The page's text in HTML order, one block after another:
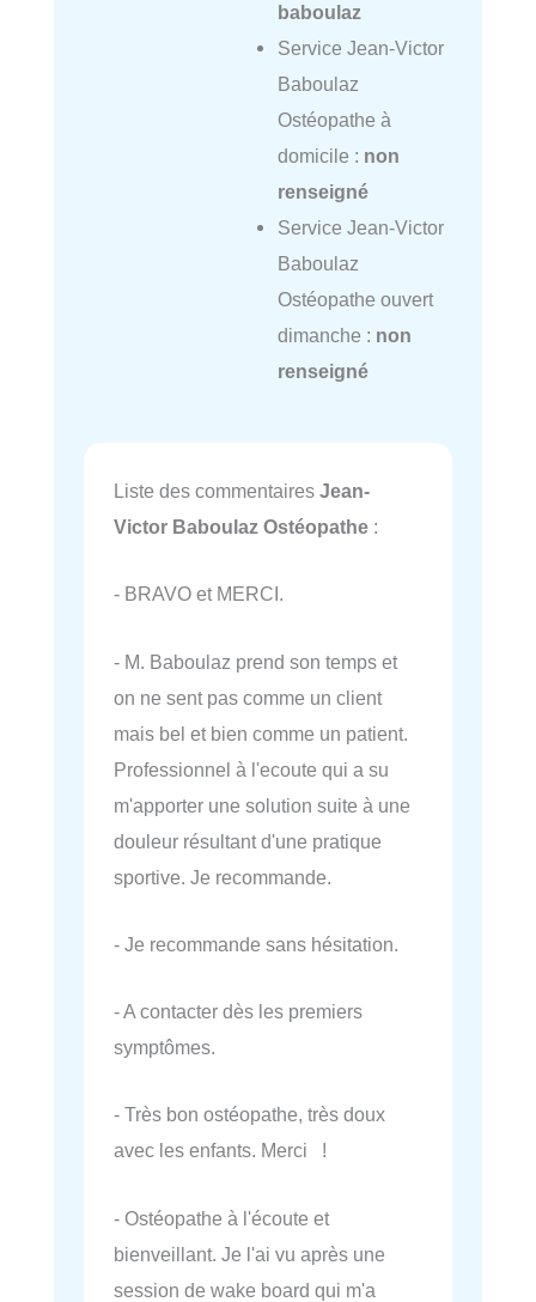
baboulaz
Service Jean-Victor
Baboulaz
Ostéopathe à
domicile : non
renseigné
Service Jean-Victor
Baboulaz
Ostéopathe ouvert
dimanche : non
renseigné
Liste des commentaires Jean-
Victor Baboulaz Ostéopathe :
- BRAVO et MERCI.
- M. Baboulaz prend son temps et
on ne sent pas comme un client
mais bel et bien comme un patient.
Professionnel à l'ecoute qui a su
m'apporter une solution suite à une
douleur résultant d'une pratique
sportive. Je recommande.
- Je recommande sans hésitation.
- A contacter dès les premiers
symptômes.
- Très bon ostéopathe, très doux
avec les enfants. Merci !
- Ostéopathe à l'écoute et
bienveillant. Je l'ai vu après une
session de wake board qui m'a